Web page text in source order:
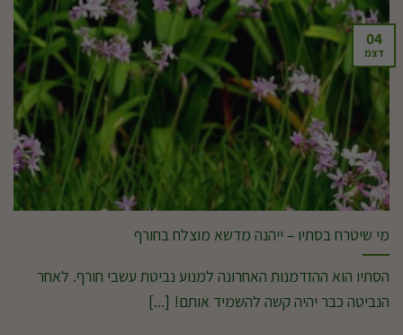
מי שיטרח בסתיו – ייהנה מדשא מוצלח בחורף
הסתיו הוא ההזדמנות האחרונה למנוע נביטת עשבי חורף. לאחר
הנביטה כבר יהיה קשה להשמיד אותם! [...]
04
דצמ